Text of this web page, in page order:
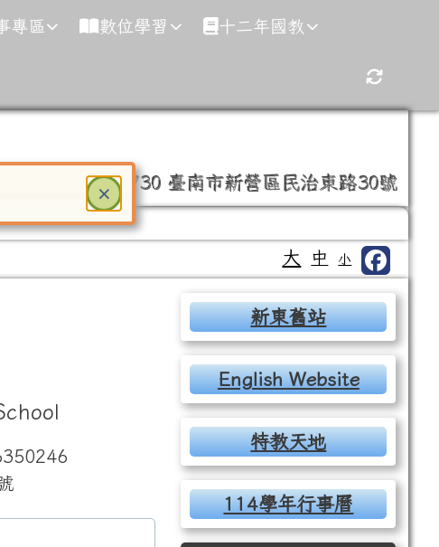
專區 數位學習 十二年國教
重新取得
0246 730 臺南市新營區民治東路30號
大 中 小
右邊區域內容
新東舊站
English Website
特教天地
114學年行事曆
× 關閉
Enter 鍵或空白鍵確認，按下 Escape 鍵關閉